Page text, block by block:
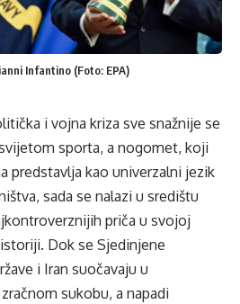
Infantino (Foto: EPA)
i vojna kriza sve snažnije se
sporta, a nogomet, koji
predstavlja kao univerzalni jezik
sada se nalazi u središtu
priča u svojoj
Dok se Sjedinjene
i Iran suočavaju u
sukobu, a napadi